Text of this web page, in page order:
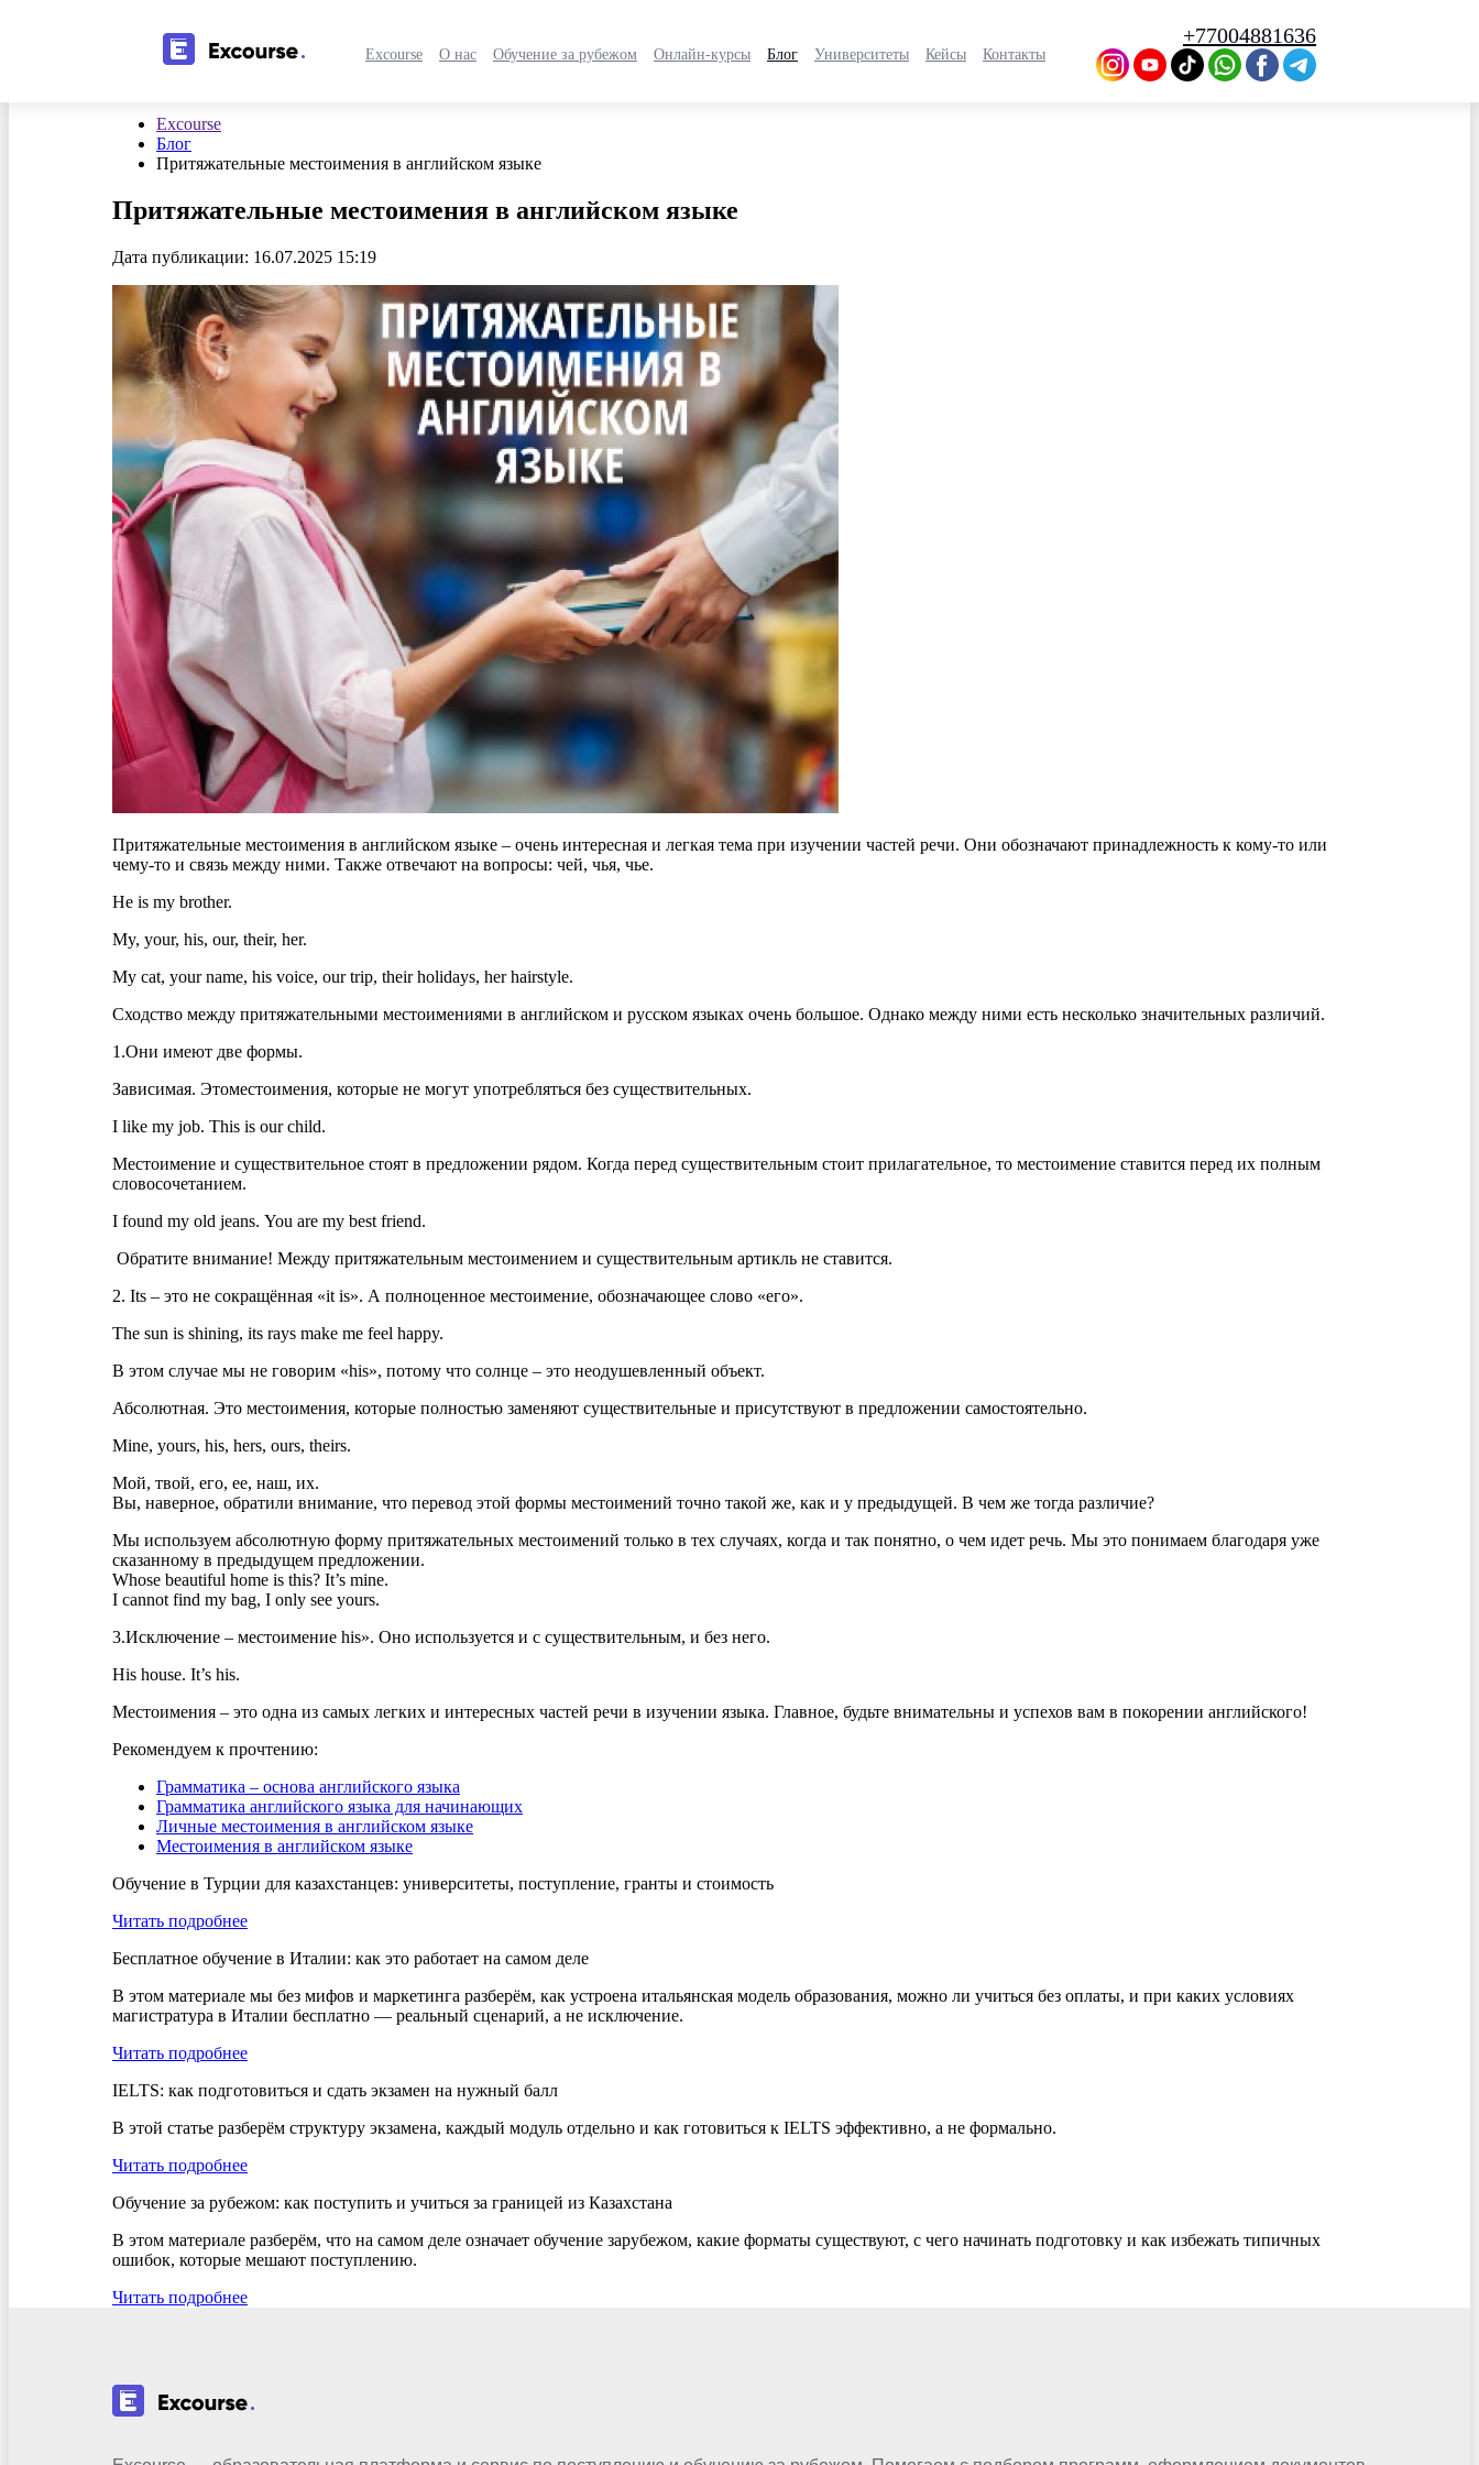
Excourse О нас Обучение за рубежом Онлайн-курсы Блог Университеты Кейсы Контакты
+77004881636
Excourse
Блог
Притяжательные местоимения в английском языке
Притяжательные местоимения в английском языке
Дата публикации: 16.07.2025 15:19
Притяжательные местоимения в английском языке – очень интересная и легкая тема при изучении частей речи. Они обозначают принадлежность к кому-то или
чему-то и связь между ними. Также отвечают на вопросы: чей, чья, чье.
He is my brother.
My, your, his, our, their, her.
My cat, your name, his voice, our trip, their holidays, her hairstyle.
Сходство между притяжательными местоимениями в английском и русском языках очень большое. Однако между ними есть несколько значительных различий.
1.Они имеют две формы.
Зависимая. Этоместоимения, которые не могут употребляться без существительных.
I like my job. This is our child.
Местоимение и существительное стоят в предложении рядом. Когда перед существительным стоит прилагательное, то местоимение ставится перед их полным
словосочетанием.
I found my old jeans. You are my best friend.
Обратите внимание! Между притяжательным местоимением и существительным артикль не ставится.
2. Its – это не сокращённая «it is». А полноценное местоимение, обозначающее слово «его».
The sun is shining, its rays make me feel happy.
В этом случае мы не говорим «his», потому что солнце – это неодушевленный объект.
Абсолютная. Это местоимения, которые полностью заменяют существительные и присутствуют в предложении самостоятельно.
Mine, yours, his, hers, ours, theirs.
Мой, твой, его, ее, наш, их.
Вы, наверное, обратили внимание, что перевод этой формы местоимений точно такой же, как и у предыдущей. В чем же тогда различие?
Мы используем абсолютную форму притяжательных местоимений только в тех случаях, когда и так понятно, о чем идет речь. Мы это понимаем благодаря уже
сказанному в предыдущем предложении.
Whose beautiful home is this? It’s mine.
I cannot find my bag, I only see yours.
3.Исключение – местоимение his». Оно используется и с существительным, и без него.
His house. It’s his.
Местоимения – это одна из самых легких и интересных частей речи в изучении языка. Главное, будьте внимательны и успехов вам в покорении английского!
Рекомендуем к прочтению:
Грамматика – основа английского языка
Грамматика английского языка для начинающих
Личные местоимения в английском языке
Местоимения в английском языке
Обучение в Турции для казахстанцев: университеты, поступление, гранты и стоимость
Читать подробнее
Бесплатное обучение в Италии: как это работает на самом деле
В этом материале мы без мифов и маркетинга разберём, как устроена итальянская модель образования, можно ли учиться без оплаты, и при каких условиях
магистратура в Италии бесплатно — реальный сценарий, а не исключение.
Читать подробнее
IELTS: как подготовиться и сдать экзамен на нужный балл
В этой статье разберём структуру экзамена, каждый модуль отдельно и как готовиться к IELTS эффективно, а не формально.
Читать подробнее
Обучение за рубежом: как поступить и учиться за границей из Казахстана
В этом материале разберём, что на самом деле означает обучение зарубежом, какие форматы существуют, с чего начинать подготовку и как избежать типичных
ошибок, которые мешают поступлению.
Читать подробнее